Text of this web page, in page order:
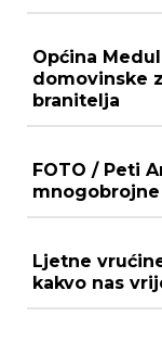
Općina
domovinske
branitelja
FOTO / Peti
Ljetne
kakvo nas